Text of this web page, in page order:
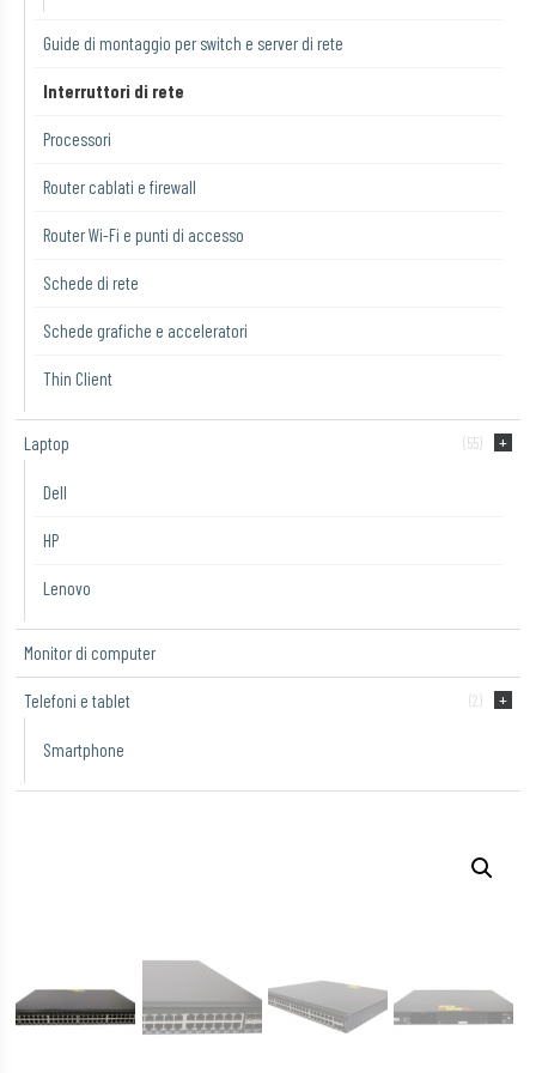
Guide di montaggio per switch e server di rete
Interruttori di rete
Processori
Router cablati e firewall
Router Wi-Fi e punti di accesso
Schede di rete
Schede grafiche e acceleratori
Thin Client
Laptop (55)
Dell
HP
Lenovo
Monitor di computer
Telefoni e tablet (2)
Smartphone